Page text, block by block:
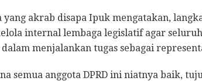
yang akrab disapa Ipuk mengatakan,
internal lembaga legislatif agar
menjalankan tugas sebagai
semua anggota DPRD ini niatnya baik,